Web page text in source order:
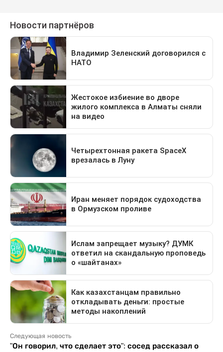
Следующая новость
"Он говорил, что сделает это": сосед рассказал о